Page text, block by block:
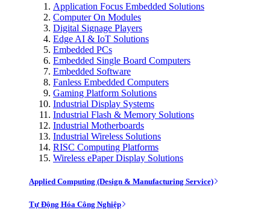
Application Focus Embedded Solutions
Computer On Modules
Digital Signage Players
Edge AI & IoT Solutions
Embedded PCs
Embedded Single Board Computers
Embedded Software
Fanless Embedded Computers
Gaming Platform Solutions
Industrial Display Systems
Industrial Flash & Memory Solutions
Industrial Motherboards
Industrial Wireless Solutions
RISC Computing Platforms
Wireless ePaper Display Solutions
Applied Computing (Design & Manufacturing Service)
Tự Động Hóa Công Nghiệp